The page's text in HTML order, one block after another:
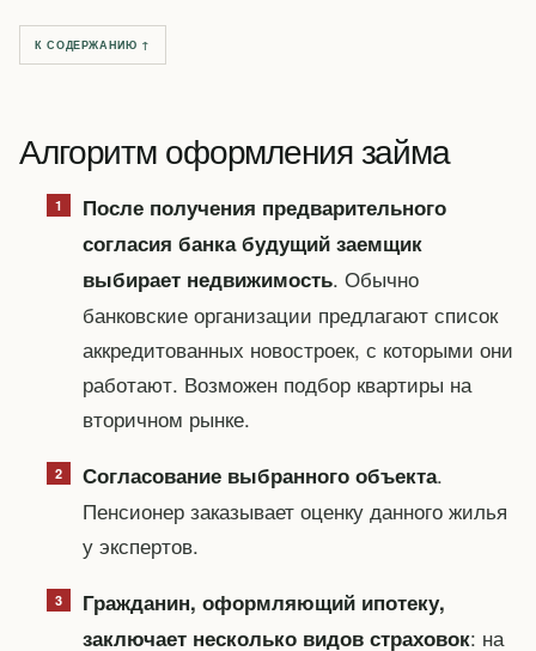
К СОДЕРЖАНИЮ ↑
Алгоритм оформления займа
После получения предварительного
согласия банка будущий заемщик
выбирает недвижимость. Обычно
банковские организации предлагают список
аккредитованных новостроек, с которыми они
работают. Возможен подбор квартиры на
вторичном рынке.
Согласование выбранного объекта.
Пенсионер заказывает оценку данного жилья
у экспертов.
Гражданин, оформляющий ипотеку,
заключает несколько видов страховок: на